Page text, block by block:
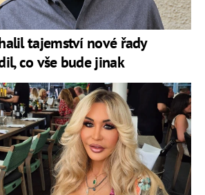
tajemství nové řady
co vše bude jinak